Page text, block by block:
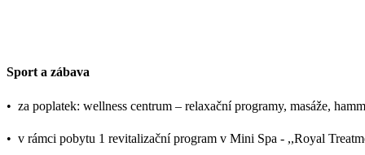
Sport a zábava
• za poplatek: wellness centrum – relaxační programy, masáže,
• v rámci pobytu 1 revitalizační program v Mini Spa - ,,Royal